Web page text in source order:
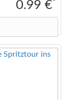
0.99 €*